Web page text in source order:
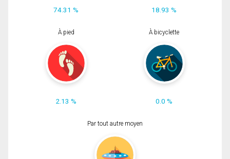
74.31 % 18.93 %
À pied
2.13 %
À bicyclette
0.0 %
Par tout autre moyen